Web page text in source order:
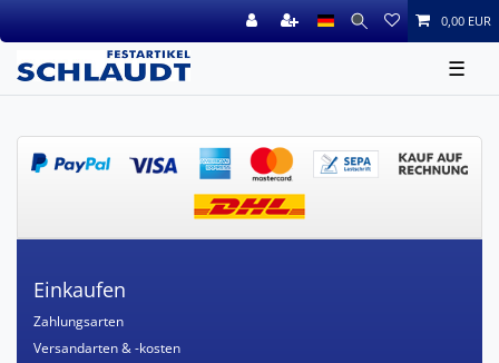
0,00 EUR
☰
Einkaufen
Zahlungsarten
Versandarten & -kosten